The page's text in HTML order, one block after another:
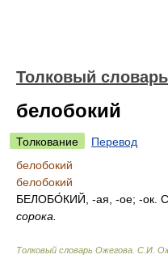
Толковый
белобокий
Толкование
Перевод
белобокий
белобокий
БЕЛОБО́КИЙ , -ая, -ое; -ок.
сорока.
Толковый словарь Ожегова С.И.